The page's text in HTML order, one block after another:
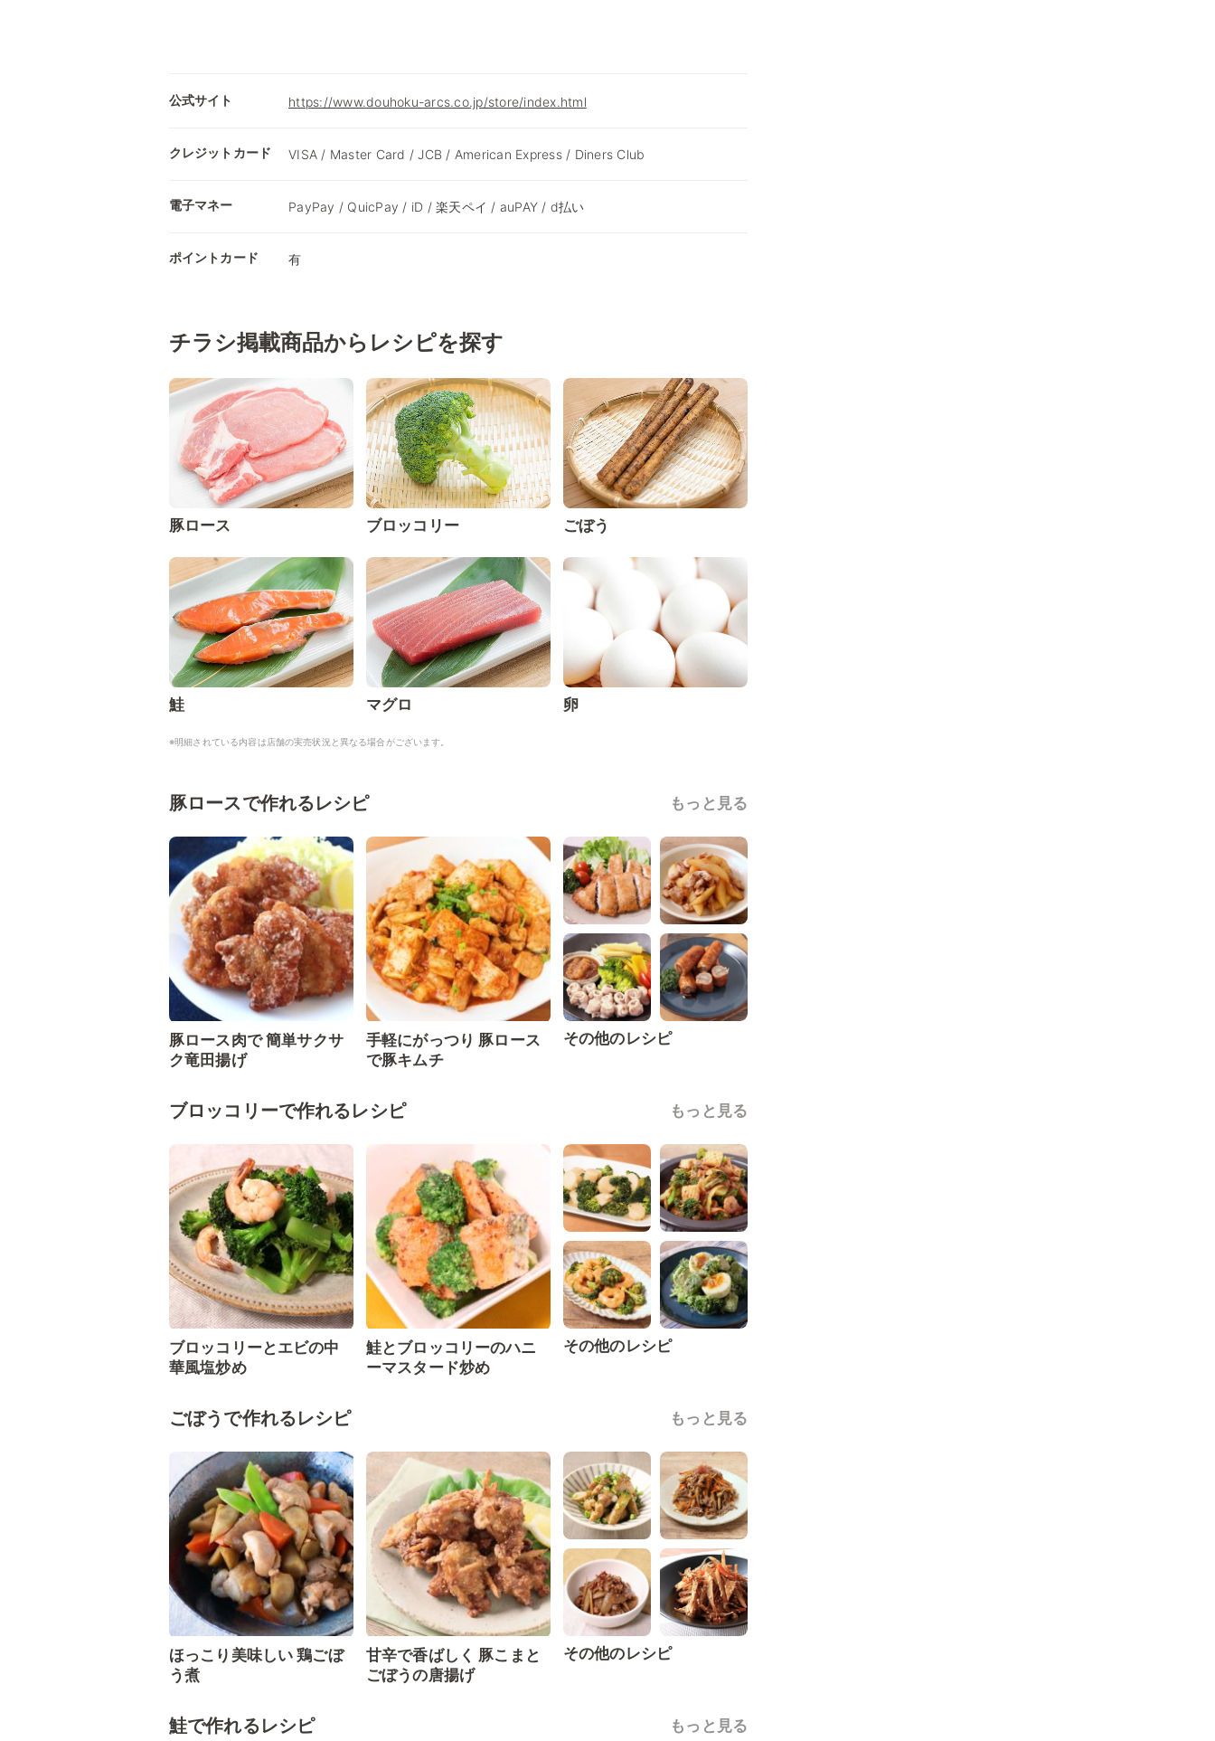
公式サイト https://www.douhoku-arcs.co.jp/store/index.html
クレジットカード VISA / Master Card / JCB / American Express / Diners Club
電子マネー PayPay / QuicPay / iD / 楽天ペイ / auPAY / d払い
ポイントカード 有
チラシ掲載商品からレシピを探す
豚ロース ブロッコリー ごぼう
鮭 マグロ 卵
※明細されている内容は店舗の実売状況と異なる場合がございます。
豚ロースで作れるレシピ もっと見る
豚ロース肉で 簡単サクサ
ク竜田揚げ
手軽にがっつり 豚ロース
で豚キムチ
その他のレシピ
ブロッコリーで作れるレシピ もっと見る
ブロッコリーとエビの中
華風塩炒め
鮭とブロッコリーのハニ
ーマスタード炒め
その他のレシピ
ごぼうで作れるレシピ もっと見る
ほっこり美味しい 鶏ごぼ
う煮
甘辛で香ばしく 豚こまと
ごぼうの唐揚げ
その他のレシピ
鮭で作れるレシピ もっと見る